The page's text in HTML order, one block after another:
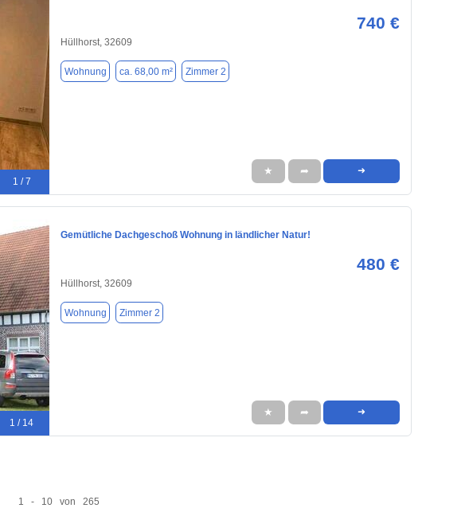
1 / 7
740 €
Hüllhorst, 32609
Wohnung ca. 68,00 m² Zimmer 2
★ ➦ ➜
1 / 14
Gemütliche Dachgeschoß Wohnung in ländlicher Natur!
480 €
Hüllhorst, 32609
Wohnung Zimmer 2
★ ➦ ➜
1 - 10 von 265